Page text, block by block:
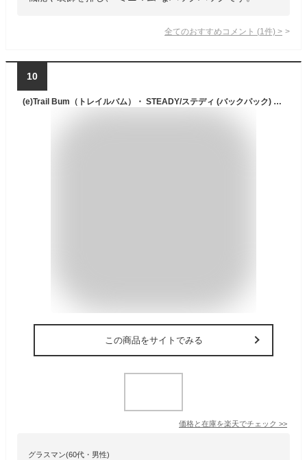
全てのおすすめコメント (1 件) >
10
(e)Trail Bum（トレイルバム）・ STEADY/ステディ (バックパック) 【登山】【トレッキング】【トレイル】【ハイキング】【バックパッキング】【キャンプ】【エコープラザ】
この商品をサイトでみる
価格と在庫を楽天でチェック >>
グラスマン(60代・男性)